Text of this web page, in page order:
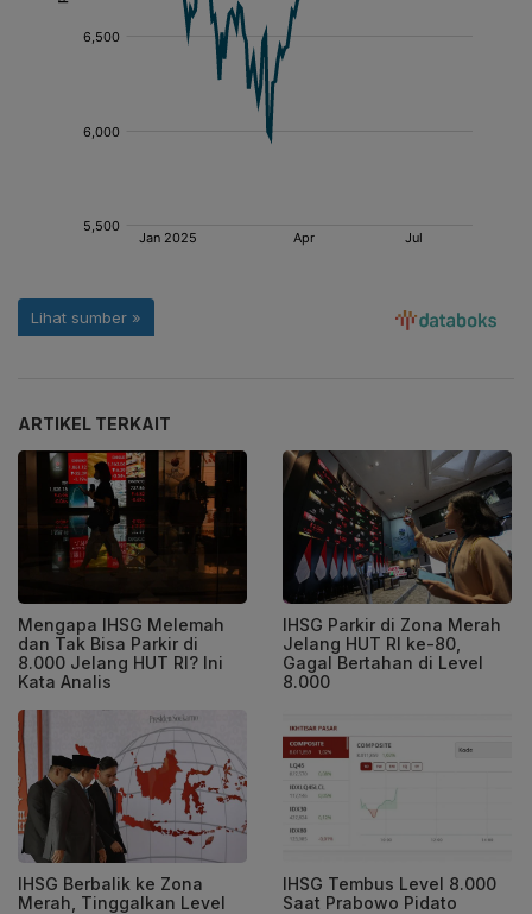
ARTIKEL TERKAIT
Mengapa IHSG Melemah
dan Tak Bisa Parkir di
8.000 Jelang HUT RI? Ini
Kata Analis
IHSG Parkir di Zona Merah
Jelang HUT RI ke-80,
Gagal Bertahan di Level
8.000
IHSG Berbalik ke Zona
Merah, Tinggalkan Level
IHSG Tembus Level 8.000
Saat Prabowo Pidato